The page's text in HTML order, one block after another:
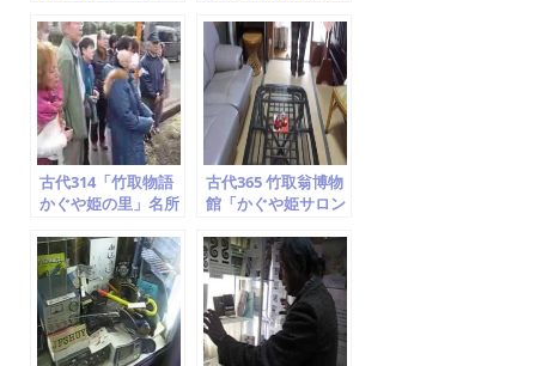
ト空海説
古代314「竹取物語
かぐや姫の里」名所
京田辺市 竹取翁博物
館 2014.2.1
古代365 竹取翁博物
館「かぐや姫サロン
石庭・襖絵紹介